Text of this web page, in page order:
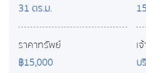
31 ตร.ม.
ราคาทรัพย์
฿15,000
เ
บ